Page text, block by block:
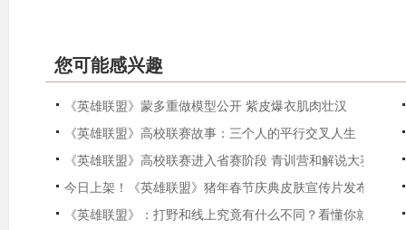
您可能感兴趣
《英雄联盟》蒙多重做模型公开 紫皮爆衣肌肉壮汉
《英雄联盟》高校联赛故事：三个人的平行交叉人生
《英雄联盟》高校联赛进入省赛阶段 青训营和解说大赛同步
今日上架！《英雄联盟》猪年春节庆典皮肤宣传片发布
《英雄联盟》：打野和线上究竟有什么不同？看懂你就理解